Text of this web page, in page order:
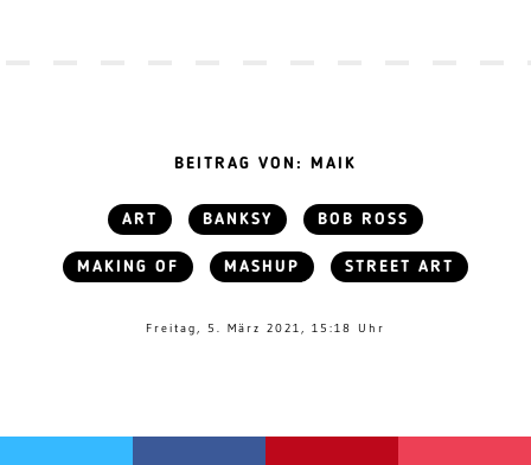
BEITRAG VON: MAIK
ART BANKSY BOB ROSS
MAKING OF MASHUP STREET ART
Freitag, 5. März 2021, 15:18 Uhr